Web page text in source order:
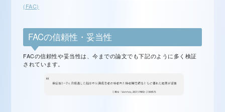
(FAC)
FACの信頼性・妥当性
FACの信頼性や妥当性は、今までの論文でも下記のように多く検証
されています。